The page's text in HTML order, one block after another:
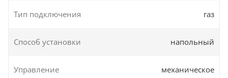
Тип подключения газ
Способ установки напольный
Управление механическое